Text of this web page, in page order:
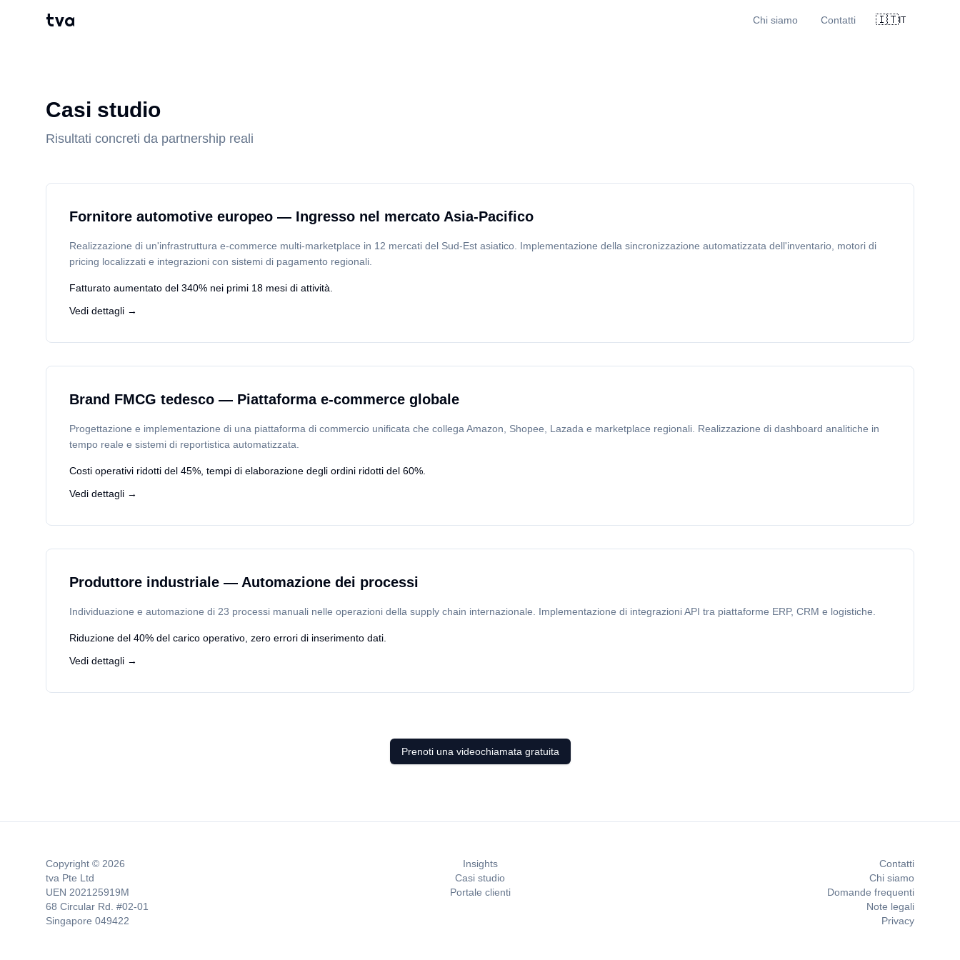
tva Chi siamo Contatti 🇮🇹 IT
Casi studio
Risultati concreti da partnership reali
Fornitore automotive europeo — Ingresso nel mercato Asia-Pacifico
Realizzazione di un'infrastruttura e-commerce multi-marketplace in 12 mercati del Sud-Est asiatico. Implementazione della sincronizzazione automatizzata dell'inventario, motori di
pricing localizzati e integrazioni con sistemi di pagamento regionali.
Fatturato aumentato del 340% nei primi 18 mesi di attività.
Vedi dettagli →
Brand FMCG tedesco — Piattaforma e-commerce globale
Progettazione e implementazione di una piattaforma di commercio unificata che collega Amazon, Shopee, Lazada e marketplace regionali. Realizzazione di dashboard analitiche in
tempo reale e sistemi di reportistica automatizzata.
Costi operativi ridotti del 45%, tempi di elaborazione degli ordini ridotti del 60%.
Vedi dettagli →
Produttore industriale — Automazione dei processi
Individuazione e automazione di 23 processi manuali nelle operazioni della supply chain internazionale. Implementazione di integrazioni API tra piattaforme ERP, CRM e logistiche.
Riduzione del 40% del carico operativo, zero errori di inserimento dati.
Vedi dettagli →
Prenoti una videochiamata gratuita
Copyright © 2026
tva Pte Ltd
UEN 202125919M
68 Circular Rd. #02-01
Singapore 049422
Insights
Casi studio
Portale clienti
Contatti
Chi siamo
Domande frequenti
Note legali
Privacy